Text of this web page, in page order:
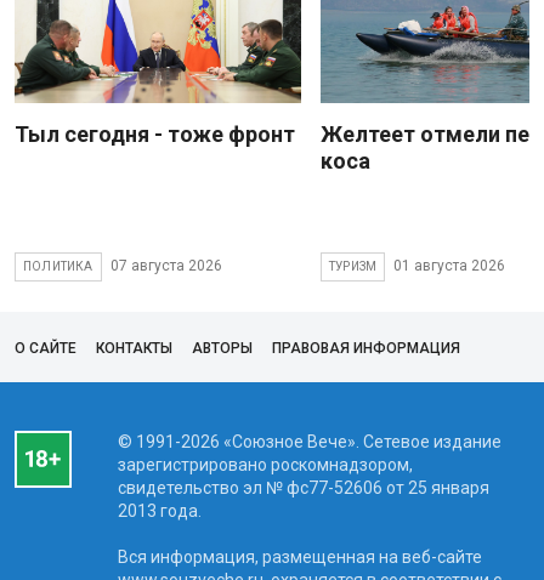
Тыл сегодня - тоже фронт
ПОЛИТИКА 07 августа 2026
Желтеет отмели
коса
ТУРИЗМ 01 августа 2026
О САЙТЕ КОНТАКТЫ АВТОРЫ ПРАВОВАЯ ИНФОРМАЦИЯ
© 1991-2026 «Союзное Вече». Сетевое издание
зарегистрировано роскомнадзором,
свидетельство эл № фc77-52606 от 25 января
2013 года.
Вся информация, размещенная на веб-сайте